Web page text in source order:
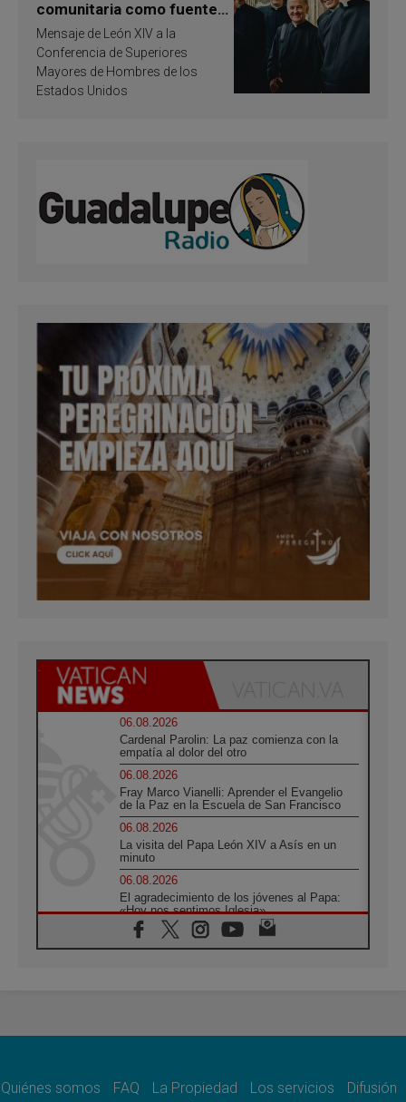
comunitaria como fuente
de inspiración y
santificación
Mensaje de León XIV a la
Conferencia de Superiores
Mayores de Hombres de los
Estados Unidos
06.08.2026
Cardenal Parolin: La paz comienza con la
empatía al dolor del otro
06.08.2026
Fray Marco Vianelli: Aprender el Evangelio
de la Paz en la Escuela de San Francisco
06.08.2026
La visita del Papa León XIV a Asís en un
minuto
06.08.2026
El agradecimiento de los jóvenes al Papa:
«Hoy nos sentimos Iglesia»
06.08.2026
Líbano: Reanudan los coloquios en Roma en
paz
Quiénes somos FAQ La Propiedad Los servicios Difusión